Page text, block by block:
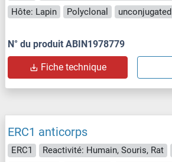
Hôte: Lapin
Polyclonal unconjugated
N° du produit ABIN1978779
Fiche technique
ERC1 anticorps
ERC1 Reactivité: Humain, Souris, Rat